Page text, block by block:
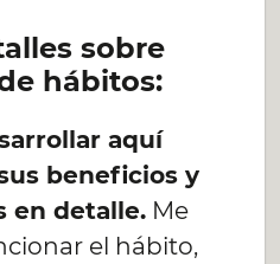
sobre
hábitos:
aquí
beneficios y
en detalle.Me
el hábito,